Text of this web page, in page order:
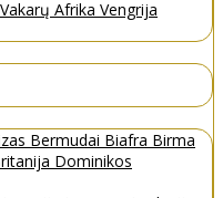
Vakarų Afrika Vengrija
Bermudai Biafra Birma
Dominikos